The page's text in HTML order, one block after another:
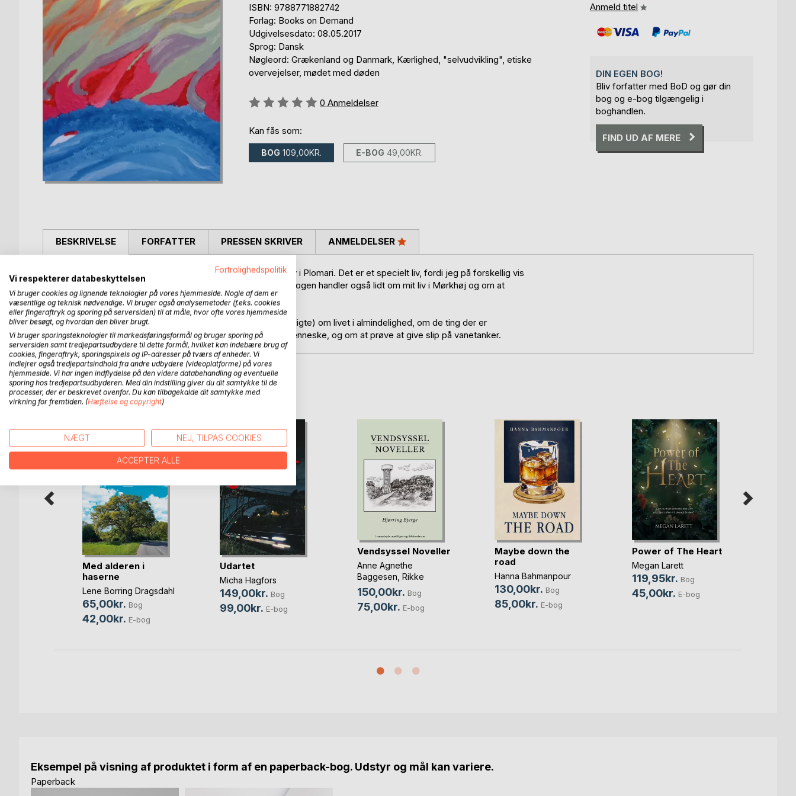
ISBN: 9788771882742
Forlag: Books on Demand
Udgivelsesdato: 08.05.2017
Sprog: Dansk
Nøgleord: Grækenland og Danmark, Kærlighed, "selvudvikling", etiske
overvejelser, mødet med døden
Anmeldelse::
0 Anmeldelser
Kan fås som:
BOG 109,00KR. E-BOG 49,00KR.
Anmeld titel
DIN EGEN BOG!
Bliv forfatter med BoD og gør din
bog og e-bog tilgængelig i
boghandlen.
FIND UD AF MERE
BESKRIVELSE
Bogen handler om livet i Plomari på Lesbos - og om mit liv i Plomari. Det er et specielt liv, fordi jeg på forskellig vis
er blevet viklet ind mennesker og begivenheder på øen. Bogen handler også lidt om mit liv i Mørkhøj og om at
pendle mellem to liv.
Desuden rummer bogen en del af mine tanker (og nogle digte) om livet i almindelighed, om de ting der er
vanskelige: kærlighed, jalousi, døden - om det at være menneske, og om at prøve at give slip på vanetanker.
FORFATTER PRESSEN SKRIVER ANMELDELSER
FLERE TITLER HOSBoD
Med alderen i
haserne
Lene Borring Dragsdahl
65,00kr. Bog
42,00kr. E-bog
Udartet
Micha Hagfors
149,00kr. Bog
99,00kr. E-bog
Vendsyssel Noveller
Anne Agnethe
Baggesen Rikke
Lundsgaard Brøndt
150,00kr. Bog
75,00kr. E-bog
Maybe down the
road
Hanna Bahmanpour
130,00kr. Bog
85,00kr. E-bog
Power of The Heart
Megan Larett
119,95kr. Bog
45,00kr. E-bog
Eksempel på visning af produktet i form af en paperback-bog. Udstyr og mål kan variere.
Paperback
Fortrolighedspolitik
Vi respekterer databeskyttelsen
Vi bruger cookies og lignende teknologier på vores hjemmeside. Nogle af dem er
væsentlige og teknisk nødvendige. Vi bruger også analysemetoder (f.eks. cookies
eller fingeraftryk og sporing på serversiden) til at måle, hvor ofte vores hjemmeside
bliver besøgt, og hvordan den bliver brugt.
Vi bruger sporingsteknologier til markedsføringsformål og bruger sporing på
serversiden samt tredjepartsudbydere til dette formål, hvilket kan indebære brug af
cookies, fingeraftryk, sporingspixels og IP-adresser på tværs af enheder. Vi
indlejrer også tredjepartsindhold fra andre udbydere (videoplatforme) på vores
hjemmeside. Vi har ingen indflydelse på den videre databehandling og eventuelle
sporing hos tredjepartsudbyderen. Med din indstilling giver du dit samtykke til de
processer, der er beskrevet ovenfor. Du kan tilbagekalde dit samtykke med
virkning for fremtiden. (Hæftelse og copyright)
NÆGT NEJ, TILPAS COOKIES
ACCEPTER ALLE